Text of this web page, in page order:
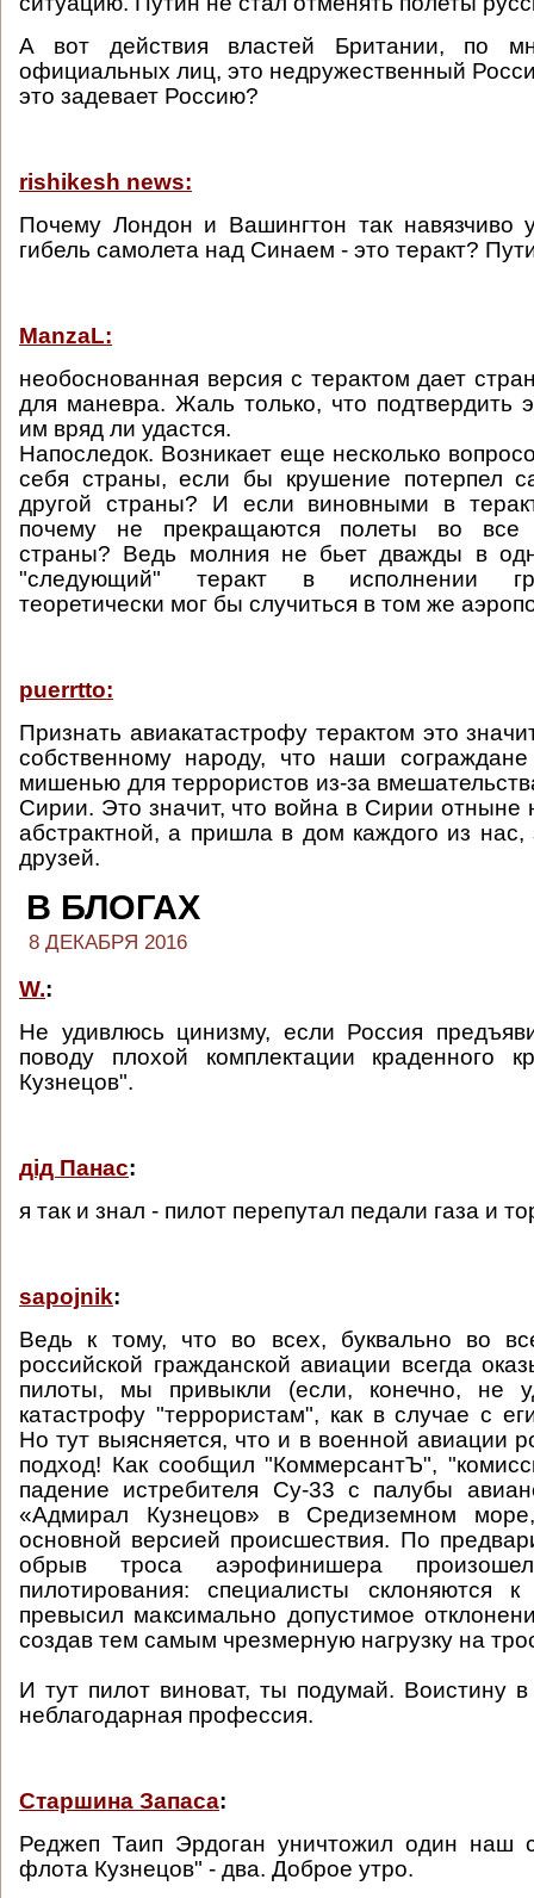
А вот действия властей Британии, по
официальных лиц, это недружественный
это задевает Россию?
rishikesh news:
Почему Лондон и Вашингтон так навязчиво
гибель самолета над Синаем - это теракт?
ManzaL:
необоснованная версия с терактом дает
для маневра. Жаль только, что подтвердить
им вряд ли удастся.
Напоследок. Возникает еще несколько
себя страны, если бы крушение потерпел
другой страны? И если виновными в
почему не прекращаются полеты во все
страны? Ведь молния не бьет дважды в
"следующий" теракт в исполнении
теоретически мог бы случиться в том же
puerrtto:
Признать авиакатастрофу терактом это
собственному народу, что наши
мишенью для террористов из-за
Сирии. Это значит, что война в Сирии отныне
абстрактной, а пришла в дом каждого из нас,
друзей.
В БЛОГАХ
8 ДЕКАБРЯ 2016
W.:
Не удивлюсь цинизму, если Россия
поводу плохой комплектации краденного
Кузнецов".
дід Панас:
я так и знал - пилот перепутал педали газа и
sapojnik:
Ведь к тому, что во всех, буквально во
российской гражданской авиации всегда
пилоты, мы привыкли (если, конечно, не
катастрофу "террористам", как в случае с
Но тут выясняется, что и в военной авиации
подход! Как сообщил "КоммерсантЪ",
падение истребителя Су-33 с палубы
«Адмирал Кузнецов» в Средиземном
основной версией происшествия. По
обрыв троса аэрофинишера
пилотирования: специалисты склоняются
превысил максимально допустимое
создав тем самым чрезмерную нагрузку на
И тут пилот виноват, ты подумай. Воистину
неблагодарная профессия.
Старшина Запаса:
Реджеп Таип Эрдоган уничтожил один наш
флота Кузнецов" - два. Доброе утро.